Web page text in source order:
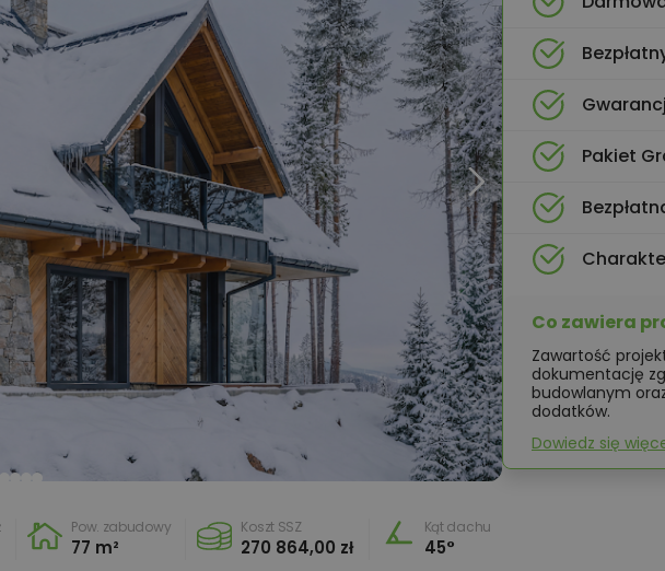
Pow. zabudowy
77 m²
Koszt SSZ
270 864,00 zł
Kąt dachu
45°
Pakiet
Co zawiera
Zawartość
dokumentację
budowlanym
dodatków.
Dowiedz się